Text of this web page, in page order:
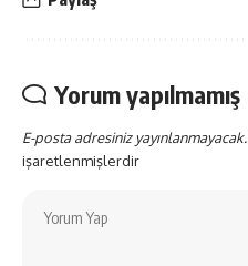
Yorum yapılmamış
E-posta adresiniz yayınlanmayacak.
işaretlenmişlerdir